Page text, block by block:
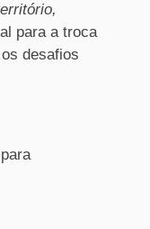
para a troca
desafios